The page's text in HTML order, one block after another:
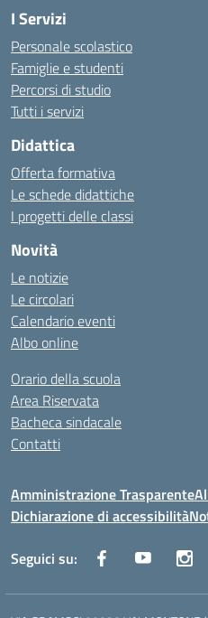
I Servizi
Personale scolastico
Famiglie e studenti
Percorsi di studio
Tutti i servizi
Didattica
Offerta formativa
Le schede didattiche
I progetti delle classi
Novità
Le notizie
Le circolari
Calendario eventi
Albo online
Orario della scuola
Area Riservata
Bacheca sindacale
Contatti
Amministrazione Trasparente
Dichiarazione di accessibilità
Seguici su: